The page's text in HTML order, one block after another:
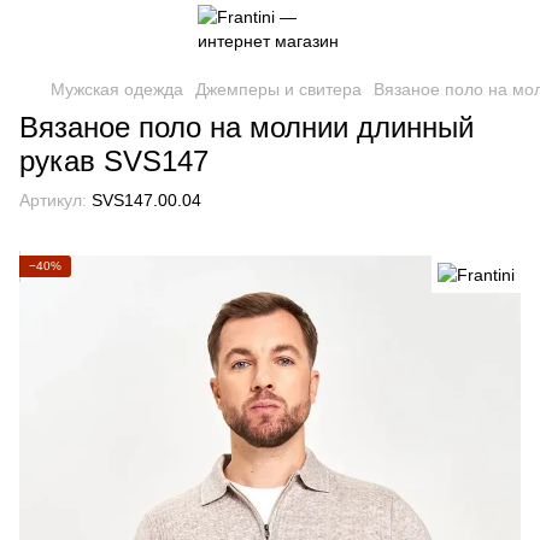
Мужская одежда Джемперы и свитера Вязаное поло на
Вязаное поло на молнии длинный
рукав SVS147
Артикул: SVS147.00.04
−40%